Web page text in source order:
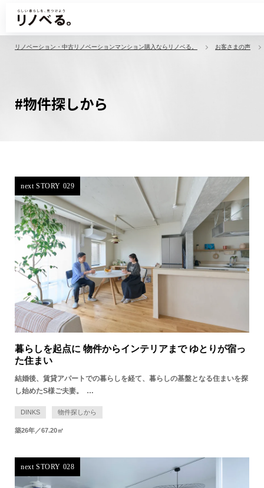
リノベーション・中古リノベーションマンション購入ならリノベる。 お客さまの声
#物件探しから
next STORY 029
暮らしを起点に 物件からインテリアまで ゆとりが宿っ
た住まい
結婚後、賃貸アパートでの暮らしを経て、暮らしの基盤となる住まいを探
し始めたS様ご夫妻。 …
DINKS 物件探しから
築26年／67.20㎡
next STORY 028